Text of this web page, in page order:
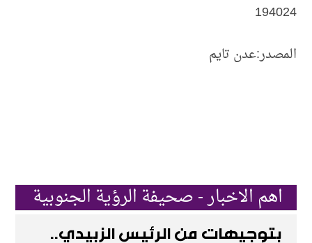
194024
المصدر:عدن تايم
اهم الاخبار - صحيفة الرؤية الجنوبية
بتوجيهات من الرئيس الزبيدي..